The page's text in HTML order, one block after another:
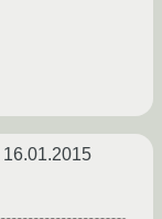
16.01.2015